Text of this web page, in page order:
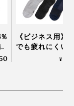
ちんと感を両立
張、会議、ゴル
万能ポロです。
《ビジネス用》
でも疲れにくい
り落ちにくい「
¥